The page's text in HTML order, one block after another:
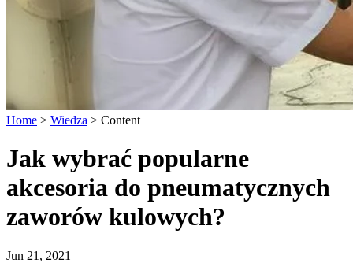
Home > Wiedza > Content
Jak wybrać popularne
akcesoria do pneumatycznych
zaworów kulowych?
Jun 21, 2021